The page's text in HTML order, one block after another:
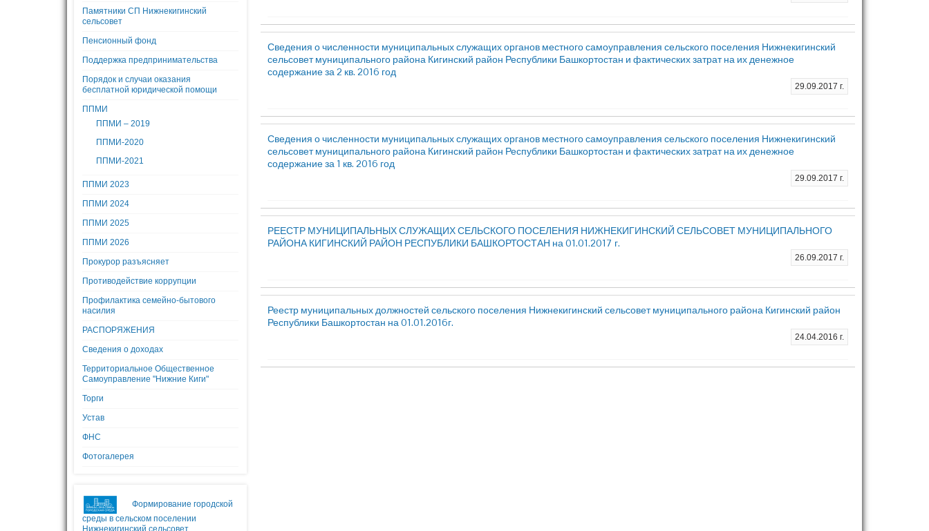
Памятники СП Нижнекигинский
сельсовет
Пенсионный фонд
Поддержка предпринимательства
Порядок и случаи оказания
бесплатной юридической помощи
ППМИ
ППМИ – 2019
ППМИ-2020
ППМИ-2021
ППМИ 2023
ППМИ 2024
ППМИ 2025
ППМИ 2026
Прокурор разъясняет
Противодействие коррупции
Профилактика семейно-бытового
насилия
РАСПОРЯЖЕНИЯ
Сведения о доходах
Территориальное Общественное
Самоуправление "Нижние Киги"
Торги
Устав
ФНС
Фотогалерея
Формирование городской
среды в сельском поселении
Нижнекигинский сельсовет
Сведения о численности муниципальных служащих органов местного самоуправления сельского поселения Нижнекигинский
сельсовет муниципального района Кигинский район Республики Башкортостан и фактических затрат на их денежное
содержание за 2 кв. 2016 год
29.09.2017 г.
Сведения о численности муниципальных служащих органов местного самоуправления сельского поселения Нижнекигинский
сельсовет муниципального района Кигинский район Республики Башкортостан и фактических затрат на их денежное
содержание за 1 кв. 2016 год
29.09.2017 г.
РЕЕСТР МУНИЦИПАЛЬНЫХ СЛУЖАЩИХ СЕЛЬСКОГО ПОСЕЛЕНИЯ НИЖНЕКИГИНСКИЙ СЕЛЬСОВЕТ МУНИЦИПАЛЬНОГО
РАЙОНА КИГИНСКИЙ РАЙОН РЕСПУБЛИКИ БАШКОРТОСТАН на 01.01.2017 г.
26.09.2017 г.
Реестр муниципальных должностей сельского поселения Нижнекигинский сельсовет муниципального района Кигинский район
Республики Башкортостан на 01.01.2016г.
24.04.2016 г.